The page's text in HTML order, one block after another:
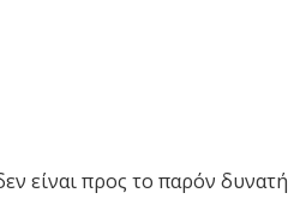
είναι προς το παρόν δυνατή